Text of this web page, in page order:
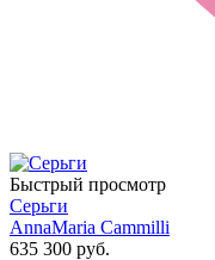
Быстрый просмотр
Серьги
AnnaMaria Cammilli
635 300 руб.